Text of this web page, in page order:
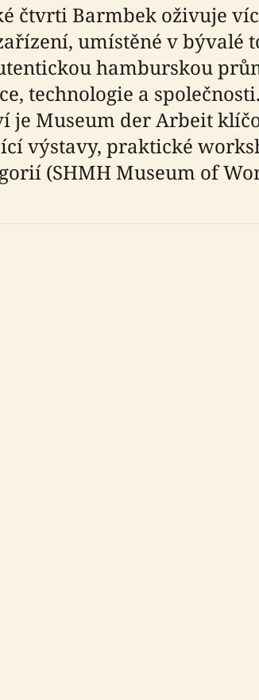
čtvrti Barmbek oživuje
umístěné v bývalé
hamburskou
technologie a
je Museum der Arbeit
výstavy, praktické
(SHMH Museum of